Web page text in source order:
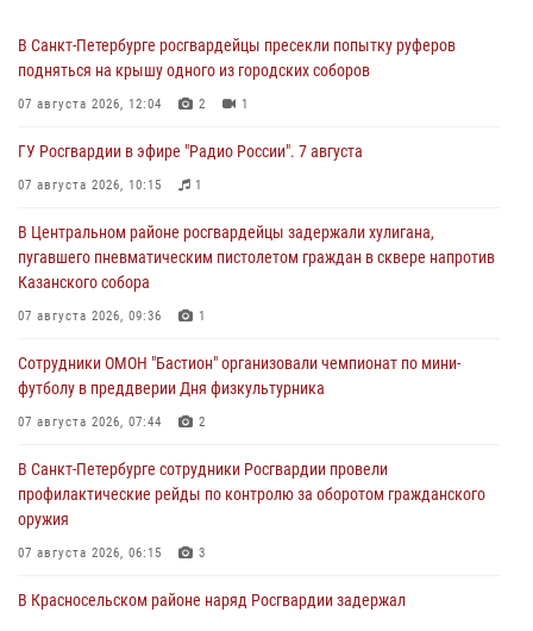
В Санкт-Петербурге росгвардейцы пресекли попытку руферов
подняться на крышу одного из городских соборов
07 августа 2026, 12:04 2 1
ГУ Росгвардии в эфире "Радио России". 7 августа
07 августа 2026, 10:15 1
В Центральном районе росгвардейцы задержали хулигана,
пугавшего пневматическим пистолетом граждан в сквере напротив
Казанского собора
07 августа 2026, 09:36 1
Сотрудники ОМОН "Бастион" организовали чемпионат по мини-
футболу в преддверии Дня физкультурника
07 августа 2026, 07:44 2
В Санкт-Петербурге сотрудники Росгвардии провели
профилактические рейды по контролю за оборотом гражданского
оружия
07 августа 2026, 06:15 3
В Красносельском районе наряд Росгвардии задержал